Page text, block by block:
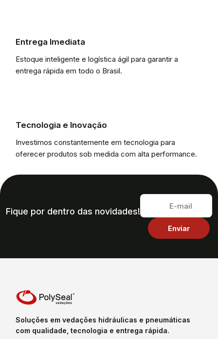
Entrega Imediata
Estoque inteligente e logística ágil para garantir a
entrega rápida em todo o Brasil.
Tecnologia e Inovação
Investimos constantemente em tecnologia para
oferecer produtos sob medida com alta performance.
Fique por dentro das novidades!
Soluções em vedações hidráulicas e pneumáticas
com qualidade, tecnologia e entrega rápida.